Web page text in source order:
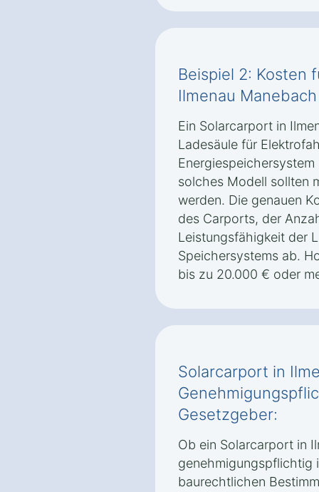
Beispiel 2: Kosten
Ilmenau
Ein Solarcarport in
Ladesäule für
solches Modell sollten
werden. Die genauen
des Carports, der
Leistungsfähigkeit der
Speichersystems ab.
bis zu 20.000 € oder
Solarcarport in
Gesetzgeber:
Ob ein Solarcarport in
genehmigungspflichtig
baurechtlichen